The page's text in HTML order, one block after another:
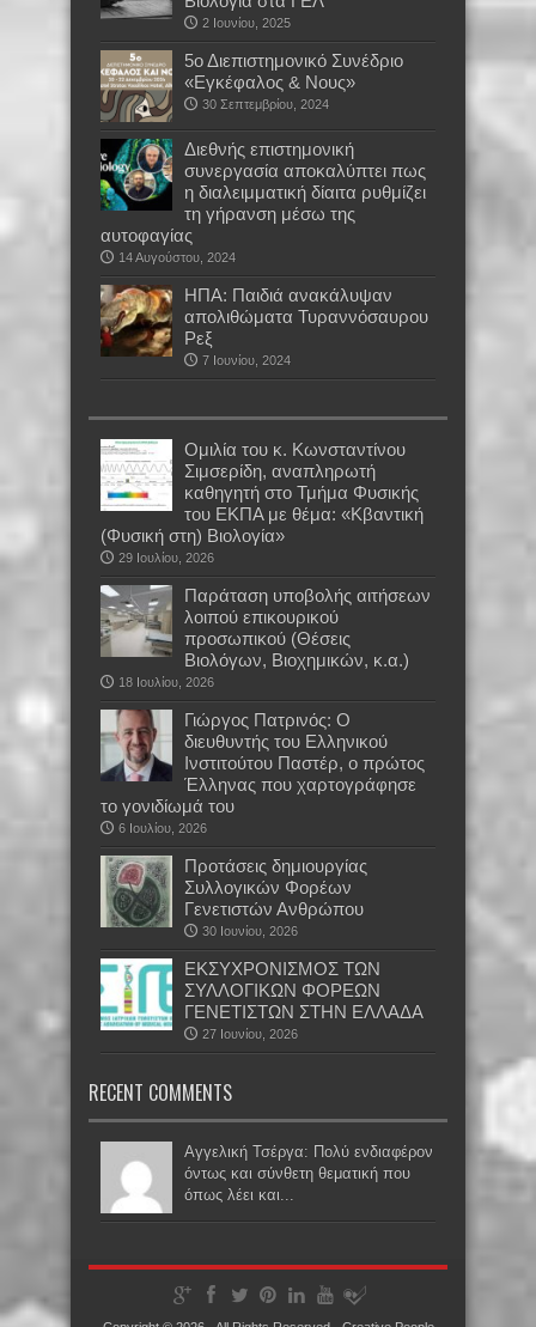
2 Ιουνίου, 2025
5ο Διεπιστημονικό Συνέδριο
«Εγκέφαλος & Νους»
30 Σεπτεμβρίου, 2024
Διεθνής επιστημονική
συνεργασία αποκαλύπτει πως
η διαλειμματική δίαιτα ρυθμίζει
τη γήρανση μέσω της
αυτοφαγίας
14 Αυγούστου, 2024
ΗΠΑ: Παιδιά ανακάλυψαν
απολιθώματα Τυραννόσαυρου
Ρεξ
7 Ιουνίου, 2024
Oμιλία του κ. Κωνσταντίνου
Σιμσερίδη, αναπληρωτή
καθηγητή στο Τμήμα Φυσικής
του ΕΚΠΑ με θέμα: «Κβαντική
(Φυσική στη) Βιολογία»
29 Ιουλίου, 2026
Παράταση υποβολής αιτήσεων
λοιπού επικουρικού
προσωπικού (Θέσεις
Βιολόγων, Βιοχημικών, κ.α.)
18 Ιουλίου, 2026
Γιώργος Πατρινός: Ο
διευθυντής του Ελληνικού
Ινστιτούτου Παστέρ, ο πρώτος
Έλληνας που χαρτογράφησε
το γονιδίωμά του
6 Ιουλίου, 2026
Προτάσεις δημιουργίας
Συλλογικών Φορέων
Γενετιστών Ανθρώπου
30 Ιουνίου, 2026
EKΣΥΧΡΟΝΙΣΜΟΣ ΤΩΝ
ΣΥΛΛΟΓΙΚΩΝ ΦΟΡΕΩΝ
ΓΕΝΕΤΙΣΤΩΝ ΣΤΗΝ ΕΛΛΑΔΑ
27 Ιουνίου, 2026
RECENT COMMENTS
Αγγελική Τσέργα: Πολύ ενδιαφέρον
όντως και σύνθετη θεματική που
όπως λέει και...